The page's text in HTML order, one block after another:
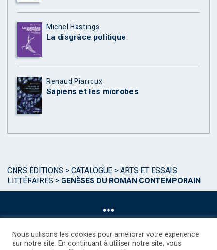
Michel Hastings
La disgrâce politique
Renaud Piarroux
Sapiens et les microbes
CNRS ÉDITIONS > CATALOGUE > ARTS ET ESSAIS
LITTÉRAIRES > GENÈSES DU ROMAN CONTEMPORAIN
Nous utilisons les cookies pour améliorer votre expérience
sur notre site. En continuant à utiliser notre site, vous